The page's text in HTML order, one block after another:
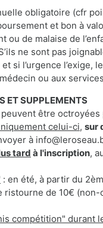
obligatoire (cfr
et bon à
ou de malaise de
ne sont pas
si l’urgence l’exige,
ou aux
ET SUPPLEMENTS
être octroyées
celui-ci, sur
à
tard à l'inscription,
: en été, à partir du
ristourne de 10€
compétition" durant